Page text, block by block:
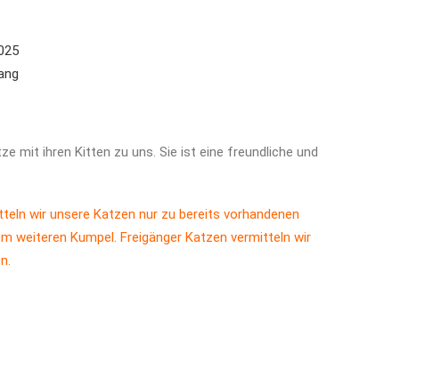
mit ihren Kitten zu uns. Sie ist eine freundliche und
wir unsere Katzen nur zu bereits vorhandenen
weiteren Kumpel. Freigänger Katzen vermitteln wir